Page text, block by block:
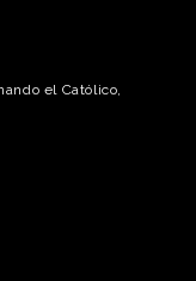
el Católico,